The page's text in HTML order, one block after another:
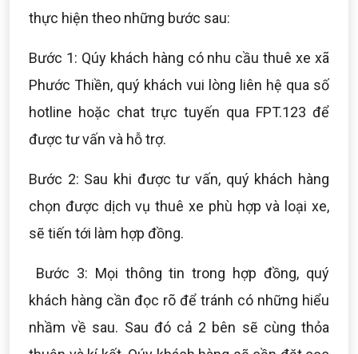
thực hiện theo những bước sau:
Bước 1: Qúy khách hàng có nhu cầu thuê xe xã
Phước Thiền, quý khách vui lòng liên hệ qua số
hotline hoặc chat trực tuyến qua FPT.123 để
được tư vấn và hỗ trợ.
Bước 2: Sau khi được tư vấn, quý khách hàng
chọn được dịch vụ thuê xe phù hợp và loại xe,
sẽ tiến tới làm hợp đồng.
Bước 3: Mọi thông tin trong hợp đồng, quý
khách hàng cần đọc rõ để tránh có những hiểu
nhầm về sau. Sau đó cả 2 bên sẽ cùng thỏa